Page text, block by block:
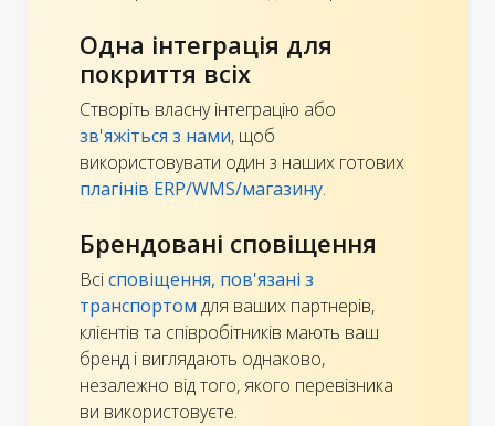
Одна інтеграція для
покриття всіх
Створіть власну інтеграцію або
зв'яжіться з нами, щоб
використовувати один з наших готових
плагінів ERP/WMS/магазину.
Брендовані сповіщення
Всісповіщення, пов'язані з
транспортом для ваших партнерів,
клієнтів та співробітників мають ваш
бренд і виглядають однаково,
незалежно від того, якого перевізника
ви використовуєте.